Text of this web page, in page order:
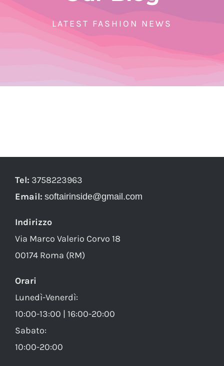
LATEST FASHION NEWS
Tel: 3758223963
Email: softairinside@gmail.com
Indirizzo
Via Marco Valerio Corvo 18
00174 Roma (RM)
Orari
Lunedì-Venerdì:
10:00-13:00 | 16:00-20:00
Sabato:
10:00-20:00